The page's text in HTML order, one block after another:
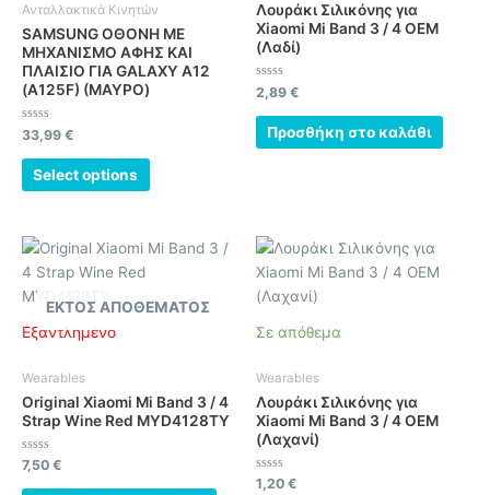
Ανταλλακτικά Κινητών
SAMSUNG ΟΘΟΝΗ ΜΕ
ΜΗΧΑΝΙΣΜΟ ΑΦΗΣ ΚΑΙ
ΠΛΑΙΣΙΟ ΓΙΑ GALAXY A12
(A125F) (ΜΑΥΡΟ)
Βαθμολογήθηκε
με
0
από
33,99 €
Select options
Λουράκι Σιλικόνης για
Xiaomi Mi Band 3 / 4 OEM
(Λαδί)
Βαθμολογήθηκε
με
0
από
2,89 €
Προσθήκη στο καλάθι
ΕΚΤΌΣ ΑΠΟΘΈΜΑΤΟΣ
Εξαντλημένο
Wearables
Original Xiaomi Mi Band 3 / 4
Strap Wine Red MYD4128TY
Βαθμολογήθηκε
με
0
7,50 €
Σε απόθεμα
Wearables
Λουράκι Σιλικόνης για
Xiaomi Mi Band 3 / 4 OEM
(Λαχανί)
Βαθμολογήθηκε
1,20 €